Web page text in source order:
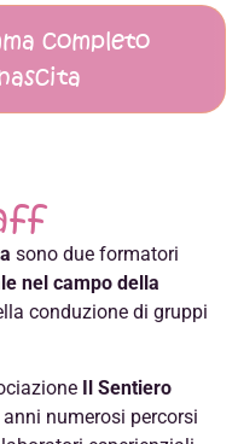
completo
sono due formatori
nel campo della
conduzione di gruppi
Il Sentiero
numerosi percorsi